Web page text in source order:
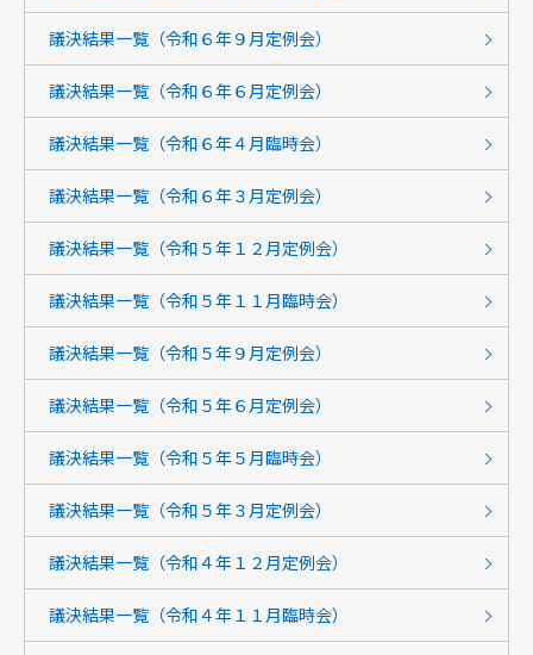
議決結果一覧（令和６年９月定例会）
議決結果一覧（令和６年６月定例会）
議決結果一覧（令和６年４月臨時会）
議決結果一覧（令和６年３月定例会）
議決結果一覧（令和５年１２月定例会）
議決結果一覧（令和５年１１月臨時会）
議決結果一覧（令和５年９月定例会）
議決結果一覧（令和５年６月定例会）
議決結果一覧（令和５年５月臨時会）
議決結果一覧（令和５年３月定例会）
議決結果一覧（令和４年１２月定例会）
議決結果一覧（令和４年１１月臨時会）